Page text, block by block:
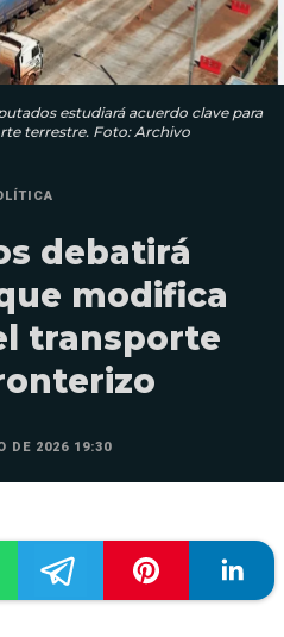
estudiará acuerdo clave para
terrestre. Foto: Archivo
debatirá
modifica
transporte
DE 2026 19:30